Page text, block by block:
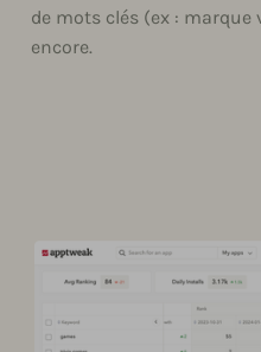
de mots clés (ex : marque
encore.